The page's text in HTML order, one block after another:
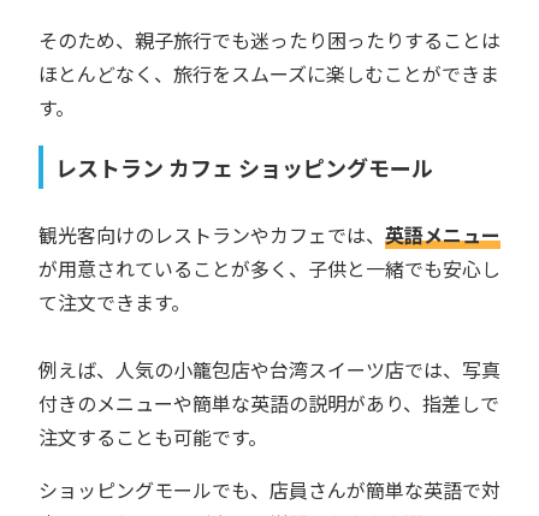
そのため、親子旅行でも迷ったり困ったりすることは
ほとんどなく、旅行をスムーズに楽しむことができま
す。
レストラン カフェ ショッピングモール
観光客向けのレストランやカフェでは、 英語メニュー
が用意されていることが多く、子供と一緒でも安心し
て注文できます。
例えば、人気の小籠包店や台湾スイーツ店では、写真
付きのメニューや簡単な英語の説明があり、指差しで
注文することも可能です。
ショッピングモールでも、店員さんが簡単な英語で対